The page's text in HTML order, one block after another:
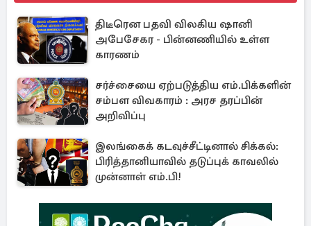
திடீரென பதவி விலகிய ஷானி
அபேசேகர - பின்னணியில் உள்ள
காரணம்
சர்ச்சையை ஏற்படுத்திய எம்.பிக்களின்
சம்பள விவகாரம் : அரச தரப்பின்
அறிவிப்பு
இலங்கைக் கடவுச்சீட்டினால் சிக்கல்:
பிரித்தானியாவில் தடுப்புக் காவலில்
முன்னாள் எம்.பி!